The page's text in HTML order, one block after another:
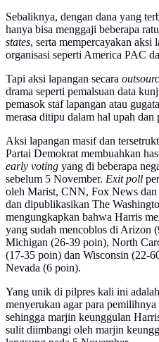
Sebaliknya, dengan dana yang
hanya bisa menggaji beberapa
states, serta mempercayakan aksi
organisasi seperti America PAC
Tapi aksi lapangan secara
drama seperti pemalsuan data
pemasok staf lapangan atau
merasa ditipu dalam hal upah dan
Aksi lapangan masif dan
Partai Demokrat membuahkan
early voting yang di beberapa
sebelum 5 November. Exit poll
oleh Marist, CNN, Fox News
dan dipublikasikan The
mengungkapkan bahwa Harris
yang sudah mencoblos di Arizon
Michigan (26-39 poin), North
(17-35 poin) dan Wisconsin (22-
Nevada (6 poin).
Yang unik di pilpres kali ini
menyerukan agar para
sehingga marjin keunggulan
sulit diimbangi oleh marjin